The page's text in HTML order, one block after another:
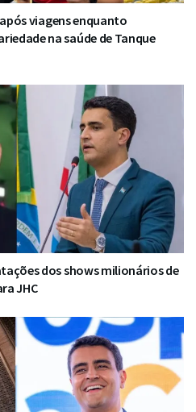
viagens enquanto
na saúde de Tanque
dos shows milionários de
JHC